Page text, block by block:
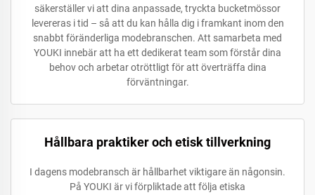
säkerställer vi att dina anpassade, tryckta bucketmössor
levereras i tid – så att du kan hålla dig i framkant inom den
snabbt föränderliga modebranschen. Att samarbeta med
YOUKI innebär att ha ett dedikerat team som förstår dina
behov och arbetar otröttligt för att överträffa dina
förväntningar.
Hållbara praktiker och etisk tillverkning
I dagens modebransch är hållbarhet viktigare än någonsin.
På YOUKI är vi förpliktade att följa etiska